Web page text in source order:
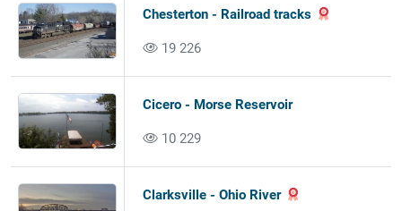
Chesterton - Railroad tracks
19 226
Cicero - Morse Reservoir
10 229
Clarksville - Ohio River